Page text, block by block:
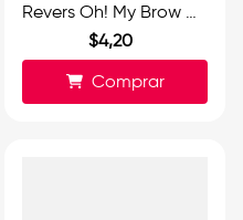
Revers Oh! My Brow Henna para Cejas Black 15ml.
$4,20
Comprar